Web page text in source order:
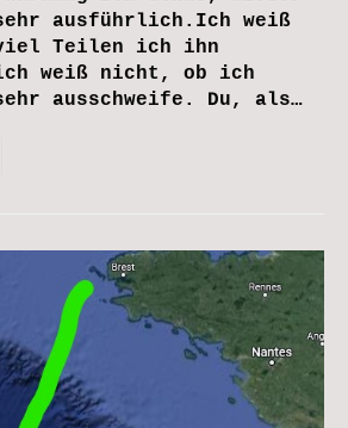
ausführlich.Ich weiß
Teilen ich ihn
weiß nicht, ob ich
ausschweife. Du, als…